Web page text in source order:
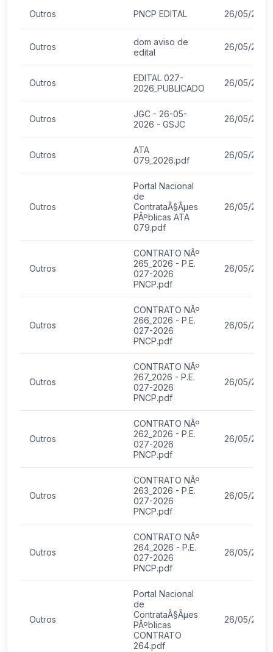
Outros PNCP EDITAL 26/05/2026
Outros
dom aviso de
edital
26/05/2026
Outros
EDITAL 027-
2026_PUBLICADO
26/05/2026
Outros
JGC - 26-05-
2026 - GSJC
26/05/2026
Outros
ATA
079_2026.pdf
26/05/2026
Outros
Portal Nacional
de
ContrataÃ§Ãµes
PÃºblicas ATA
079.pdf
26/05/2026
Outros
CONTRATO NÂº
265_2026 - P.E.
027-2026
PNCP.pdf
26/05/2026
Outros
CONTRATO NÂº
266_2026 - P.E.
027-2026
PNCP.pdf
26/05/2026
Outros
CONTRATO NÂº
267_2026 - P.E.
027-2026
PNCP.pdf
26/05/2026
Outros
CONTRATO NÂº
262_2026 - P.E.
027-2026
PNCP.pdf
26/05/2026
Outros
CONTRATO NÂº
263_2026 - P.E.
027-2026
PNCP.pdf
26/05/2026
Outros
CONTRATO NÂº
264_2026 - P.E.
027-2026
PNCP.pdf
26/05/2026
Outros
Portal Nacional
de
ContrataÃ§Ãµes
PÃºblicas
CONTRATO
264.pdf
26/05/2026